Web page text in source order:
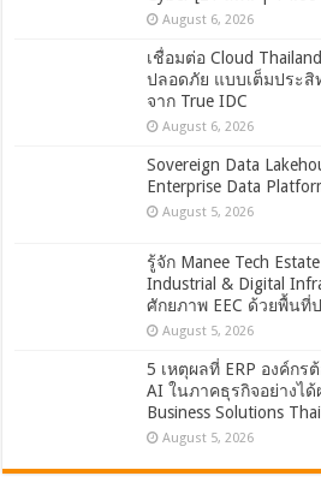
August 6, 2026
เชื่อมต่อ Cloud
ปลอดภัย แบบเต็มประสิ
จาก True IDC
August 6, 2026
Sovereign Data
Enterprise Data
August 5, 2026
รู้จัก Manee Tech
Industrial & Digital
ศักยภาพ EEC ด้วยพื้นที่
August 5, 2026
5 เหตุผลที่ ERP องค์กร
AI ในภาคธุรกิจอย่างได้
Business Solutions
August 5, 2026